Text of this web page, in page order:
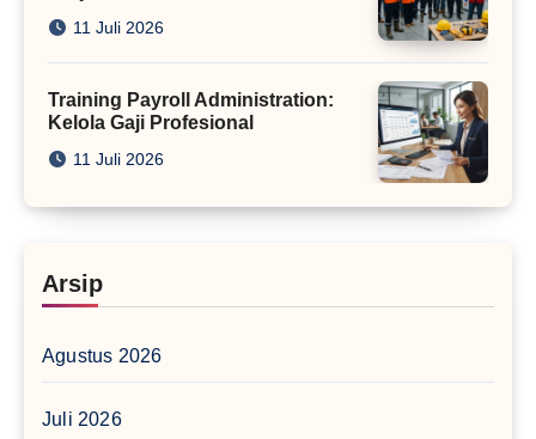
11 Juli 2026
Training Payroll Administration:
Kelola Gaji Profesional
11 Juli 2026
Arsip
Agustus 2026
Juli 2026